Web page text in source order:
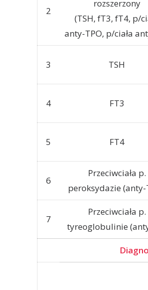
2
rozszerzony
(TSH, fT3, fT4, p/
anty-TPO, p/ciała
3 TSH
4 FT3
5 FT4
6
Przeciwciała p.
peroksydazie (anty-
7
Przeciwciała p.
tyreoglobulinie